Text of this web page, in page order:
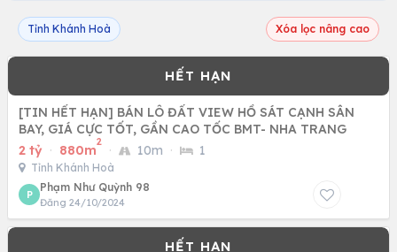
Tỉnh Khánh Hoà Xóa lọc nâng cao
[TIN HẾT HẠN] BÁN LÔ ĐẤT VIEW HỒ SÁT CẠNH SÂN
BAY, GIÁ CỰC TỐT, GẦN CAO TỐC BMT- NHA TRANG
2 tỷ · 880m
2
· 10m · 1
Tỉnh Khánh Hoà
P
Phạm Như Quỳnh 98
Đăng 24/10/2024